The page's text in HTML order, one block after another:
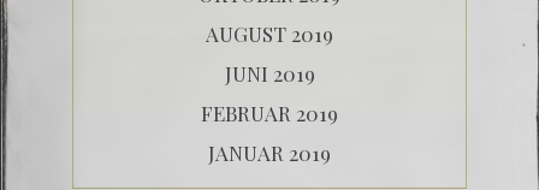
AUGUST 2019
JUNI 2019
FEBRUAR 2019
JANUAR 2019